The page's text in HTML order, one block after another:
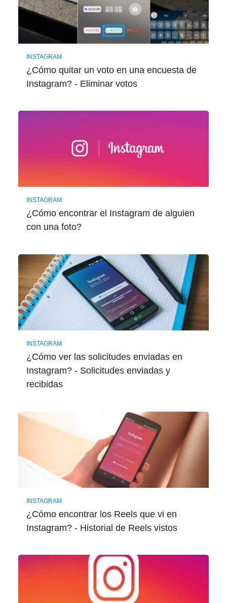
INSTAGRAM
¿Cómo quitar un voto en una encuesta de
Instagram? - Eliminar votos
INSTAGRAM
¿Cómo encontrar el Instagram de alguien
con una foto?
INSTAGRAM
¿Cómo ver las solicitudes enviadas en
Instagram? - Solicitudes enviadas y
recibidas
INSTAGRAM
¿Cómo encontrar los Reels que vi en
Instagram? - Historial de Reels vistos